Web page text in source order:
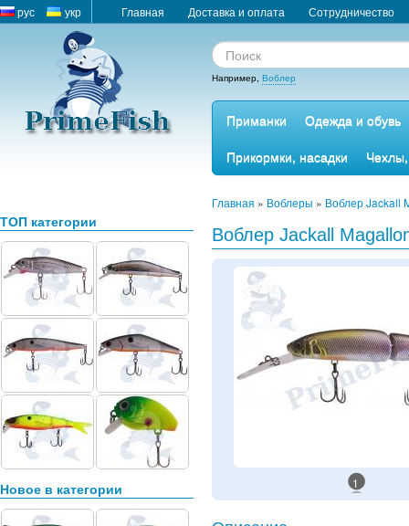
рус укр Главная Доставка и оплата Сотрудничество
Например, Воблер
Приманки
Одежда и обувь
Прикормки, насадки
ТОП категории
Новое в категории
Главная » Воблеры » Воблер Jackall
Воблер Jackall
1